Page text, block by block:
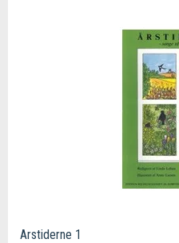
Arstiderne 1